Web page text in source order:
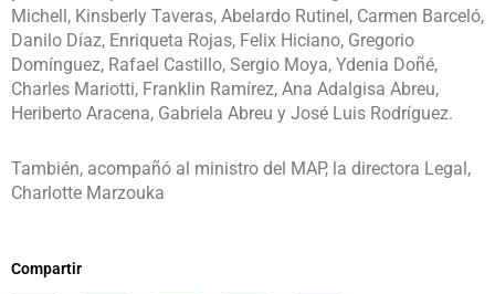
Michell, Kinsberly Taveras, Abelardo Rutinel, Carmen Barceló,
Danilo Díaz, Enriqueta Rojas, Felix Hiciano, Gregorio
Domínguez, Rafael Castillo, Sergio Moya, Ydenia Doñé,
Charles Mariotti, Franklin Ramírez, Ana Adalgisa Abreu,
Heriberto Aracena, Gabriela Abreu y José Luis Rodríguez.
También, acompañó al ministro del MAP, la directora Legal,
Charlotte Marzouka
Compartir